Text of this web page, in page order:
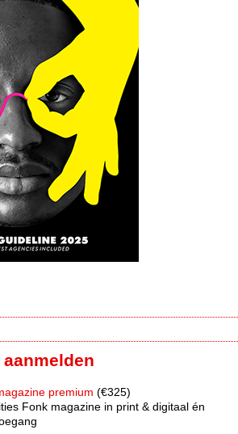
premium (€325)
Fonk magazine in print & digitaal én